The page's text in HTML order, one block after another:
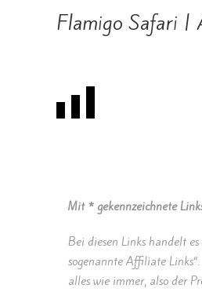
Flamigo Safari |
Mit * gekennzeichnete
Bei diesen Links handelt es
sogenannte Affiliate
alles wie immer, also der